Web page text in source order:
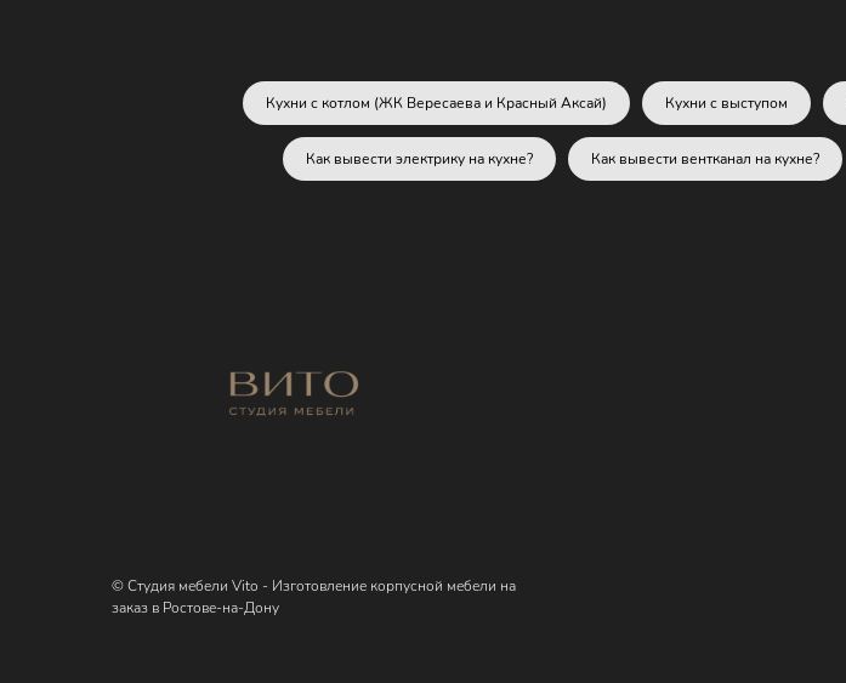
Кухни с котлом (ЖК Вересаева и Красный Аксай) Кухни с выступом
Как вывести электрику на кухне? Как вывести вентканал на кухне?
© Студия мебели Vito - Изготовление корпусной мебели на
заказ в Ростове-на-Дону